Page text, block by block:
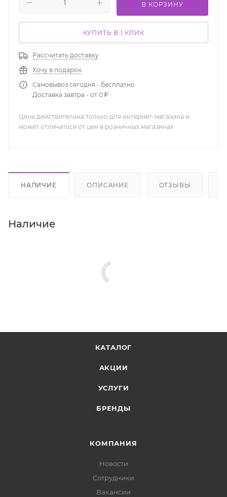
В КОРЗИНУ
КУПИТЬ В 1 КЛИК
Рассчитать доставку
Хочу в подарок
Самовывоз сегодня - бесплатно
Доставка завтра - от 0 ₽
Цена действительна только для интернет-магазина и
может отличаться от цен в розничных магазинах
НАЛИЧИЕ ОПИСАНИЕ ОТЗЫВЫ
Наличие
КАТАЛОГ
АКЦИИ
УСЛУГИ
БРЕНДЫ
КОМПАНИЯ
Новости
Сотрудники
Вакансии